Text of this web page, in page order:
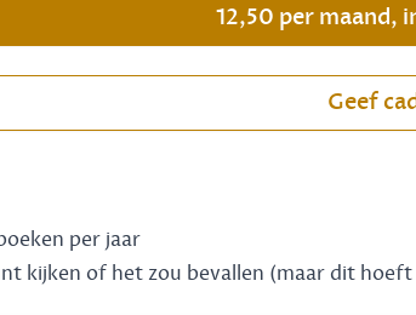
12,50 per maand,
Geef
per jaar
kijken of het zou bevallen (maar dit